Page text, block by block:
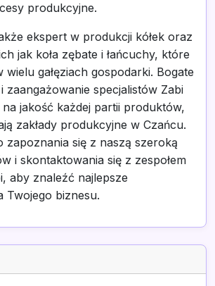
produkcyjne.
ekspert w produkcji kółek oraz
jak koła zębate i łańcuchy, które
wielu gałęziach gospodarki. Bogate
zaangażowanie specjalistów Zabi
na jakość każdej partii produktów,
zakłady produkcyjne w Czańcu.
zapoznania się z naszą szeroką
i skontaktowania się z zespołem
aby znaleźć najlepsze
Twojego biznesu.